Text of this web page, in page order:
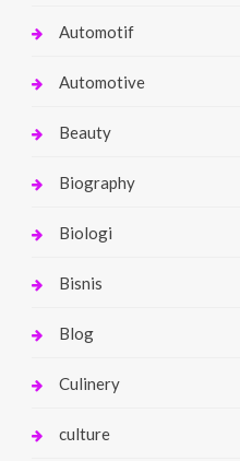
Automotif
Automotive
Beauty
Biography
Biologi
Bisnis
Blog
Culinery
culture